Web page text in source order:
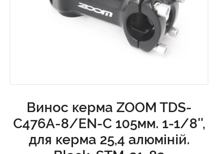
Винос керма ZOOM TDS-
C476A-8/EN-C 105мм. 1-1/8'',
для керма 25,4 алюміній.